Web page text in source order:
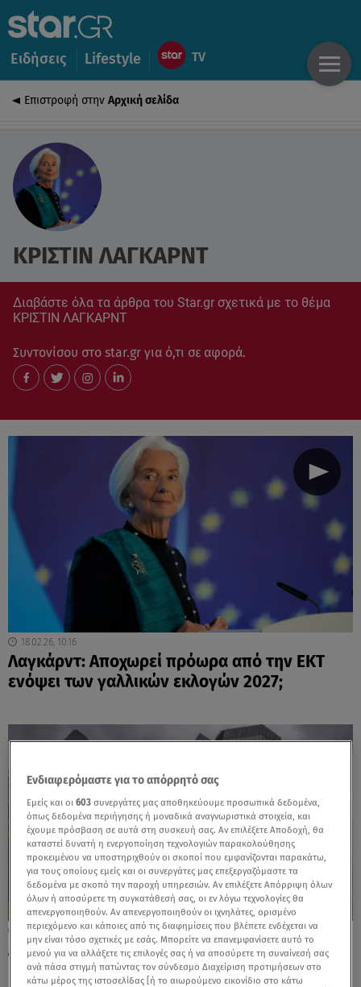
Ειδήσεις Lifestyle
Επιστροφή στην Αρχική σελίδα
ΚΡΙΣΤΙΝ ΛΑΓΚΑΡΝΤ
Διαβάστε όλα τα άρθρα του Star.gr σχετικά με το θέμα
ΚΡΙΣΤΙΝ ΛΑΓΚΑΡΝΤ
Συντονίσου στο star.gr για ό,τι σε αφορά.
18.02.26, 10:16
Λαγκάρντ: Αποχωρεί πρόωρα από την ΕΚΤ
ενόψει των γαλλικών εκλογών 2027;
24.07.25, 17:57
Αμετάβλητα τα επιτόκια του ευρώ από την
ΕΚΤ
Ενδιαφερόμαστε για το απόρρητό σας
Εμείς και οι603 συνεργάτες μας αποθηκεύουμε προσωπικά δεδομένα,
όπως δεδομένα περιήγησης ή μοναδικά αναγνωριστικά στοιχεία, και
έχουμε πρόσβαση σε αυτά στη συσκευή σας. Αν επιλέξετε Αποδοχή, θα
καταστεί δυνατή η ενεργοποίηση τεχνολογιών παρακολούθησης
προκειμένου να υποστηριχθούν οι σκοποί που εμφανίζονται παρακάτω,
για τους οποίους εμείς και οι συνεργάτες μας επεξεργαζόμαστε τα
δεδομένα με σκοπό την παροχή υπηρεσιών. Αν επιλέξετε Απόρριψη όλων
όλων ή αποσύρετε τη συγκατάθεσή σας, οι εν λόγω τεχνολογίες θα
απενεργοποιηθούν. Αν απενεργοποιηθούν οι ιχνηλάτες, ορισμένο
περιεχόμενο και κάποιες από τις διαφημίσεις που βλέπετε ενδέχεται να
μην είναι τόσο σχετικές με εσάς. Μπορείτε να επανεμφανίσετε αυτό το
μενού για να αλλάξετε τις επιλογές σας ή να αποσύρετε τη συναίνεσή σας
ανά πάσα στιγμή πατώντας τον σύνδεσμο Διαχείριση προτιμήσεων στο
κάτω μέρος της ιστοσελίδας [ή το αιωρούμενο εικονίδιο στο κάτω